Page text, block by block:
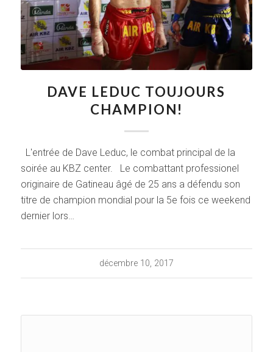
DAVE LEDUC TOUJOURS
CHAMPION!
L'entrée de Dave Leduc, le combat principal de la
soirée au KBZ center. Le combattant professionel
originaire de Gatineau âgé de 25 ans a défendu son
titre de champion mondial pour la 5e fois ce weekend
dernier lors…
décembre 10, 2017